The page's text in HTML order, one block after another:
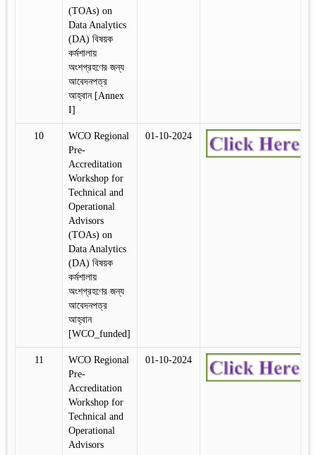
(TOAs) on
Data Analytics
(DA) বিষয়ক
কর্মশালায়
অংশগ্রহণের জন্য
আবেদনপত্র
আহ্বান [Annex
I]
10
WCO Regional
Pre-
Accreditation
Workshop for
Technical and
Operational
Advisors
(TOAs) on
Data Analytics
(DA) বিষয়ক
কর্মশালায়
অংশগ্রহণের জন্য
আবেদনপত্র
আহ্বান
[WCO_funded]
01-10-2024
11
WCO Regional
Pre-
Accreditation
Workshop for
Technical and
Operational
Advisors
01-10-2024